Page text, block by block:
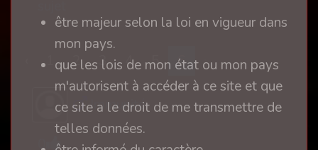
2 3 4 5 6 ›
Immunité
0
être majeur selon la loi en vigueur dans
mon pays.
que les lois de mon état ou mon pays
m'autorisent à accéder à ce site et que
ce site a le droit de me transmettre de
telles données.